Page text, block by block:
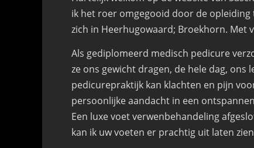
ik het roer omgegooid door de
zich in Heerhugowaard; Broekhorn. Met
Als gediplomeerd medisch pedicure
ze ons gewicht dragen, de hele dag, ons
pedicurepraktijk kan klachten en pijn
persoonlijke aandacht in een
Een luxe voet verwenbehandeling
kan ik uw voeten er prachtig uit laten zien